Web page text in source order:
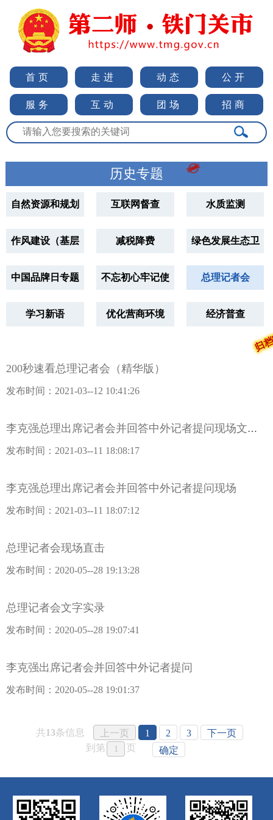
首页 走进 动态 公开
服务 互动 团场 招商
历史专题
自然资源和规划 互联网督查 水质监测
作风建设（基层 减税降费 绿色发展生态卫
士
中国品牌日专题
不忘初心牢记使 总理记者会
学习新语 优化营商环境 经济普查
200秒速看总理记者会（精华版）
发布时间：2021-03--12 10:41:26
李克强总理出席记者会并回答中外记者提问现场文字实录
发布时间：2021-03--11 18:08:17
李克强总理出席记者会并回答中外记者提问现场
发布时间：2021-03--11 18:07:12
总理记者会现场直击
发布时间：2020-05--28 19:13:28
总理记者会文字实录
发布时间：2020-05--28 19:07:41
李克强出席记者会并回答中外记者提问
发布时间：2020-05--28 19:01:37
共13条信息 上一页 1 2 3
下一页
到第
页 确定

归